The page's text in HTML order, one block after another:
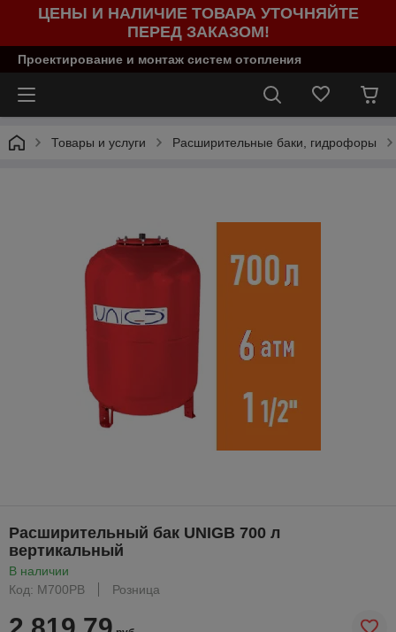
ЦЕНЫ И НАЛИЧИЕ ТОВАРА УТОЧНЯЙТЕ
ПЕРЕД ЗАКАЗОМ!
Проектирование и монтаж систем отопления
Товары и услуги Расширительные баки, гидрофоры
Расширительный бак UNIGB 700 л
вертикальный
В наличии
Код: М700РВ
Розница